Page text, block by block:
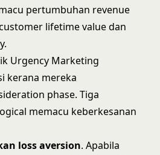
pertumbuhan revenue
lifetime value dan
Urgency Marketing
kerana mereka
phase. Tiga
memacu keberkesanan
loss aversion. Apabila